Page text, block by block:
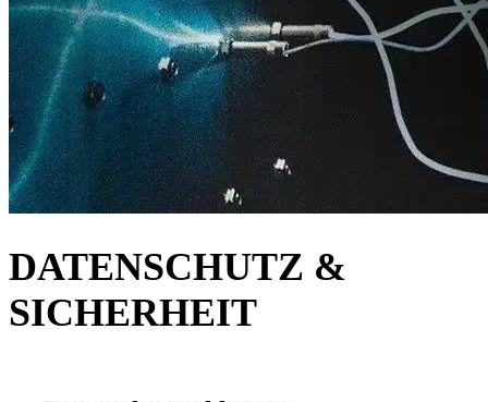
DATENSCHUTZ &
SICHERHEIT